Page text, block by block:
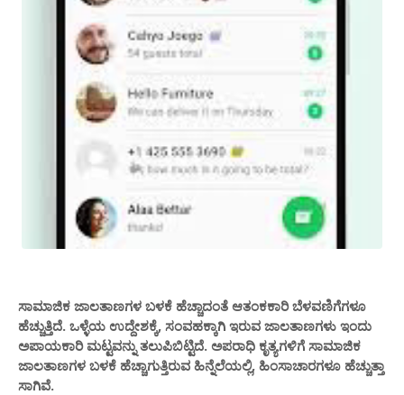
ಸಾಮಾಜಿಕ ಜಾಲತಾಣಗಳ ಬಳಕೆ ಹೆಚ್ಚಾದಂತೆ ಆತಂಕಕಾರಿ ಬೆಳವಣಿಗೆಗಳೂ
ಹೆಚ್ಚುತ್ತಿದೆ. ಒಳ್ಳೆಯ ಉದ್ದೇಶಕ್ಕೆ, ಸಂವಹಕ್ಕಾಗಿ ಇರುವ ಜಾಲತಾಣಗಳು ಇಂದು
ಅಪಾಯಕಾರಿ ಮಟ್ಟವನ್ನು ತಲುಪಿಬಿಟ್ಟಿದೆ. ಅಪರಾಧಿ ಕೃತ್ಯಗಳಿಗೆ ಸಾಮಾಜಿಕ
ಜಾಲತಾಣಗಳ ಬಳಕೆ ಹೆಚ್ಚಾಗುತ್ತಿರುವ ಹಿನ್ನೆಲೆಯಲ್ಲಿ, ಹಿಂಸಾಚಾರಗಳೂ ಹೆಚ್ಚುತ್ತಾ
ಸಾಗಿವೆ.